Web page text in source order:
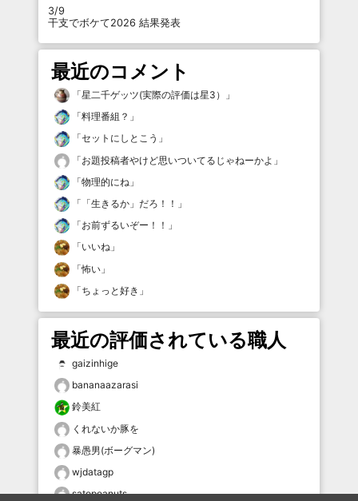
3/9
干支でボケて2026 結果発表
最近のコメント
「星二千ゲッツ(実際の評価は星3）
」
「料理番組？ 」
「セットにしとこう 」
「お題投稿者やけど思いついてるじゃねーかよ 」
「物理的にね 」
「 「生きるか」だろ！！ 」
「お前ずるいぞー！！ 」
「いいね 」
「怖い 」
「ちょっと好き 」
最近の評価されている職人
gaizinhige
bananaazarasi
鈴美紅
くれないか豚を
暴愚男(ボーグマン)
wjdatagp
satopeanuts